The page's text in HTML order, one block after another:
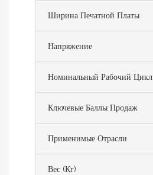
Ширина Печатной Платы
Напряжение
Номинальный Рабочий Цикл
Ключевые Баллы Продаж
Применимые Отрасли
Вес (кг)